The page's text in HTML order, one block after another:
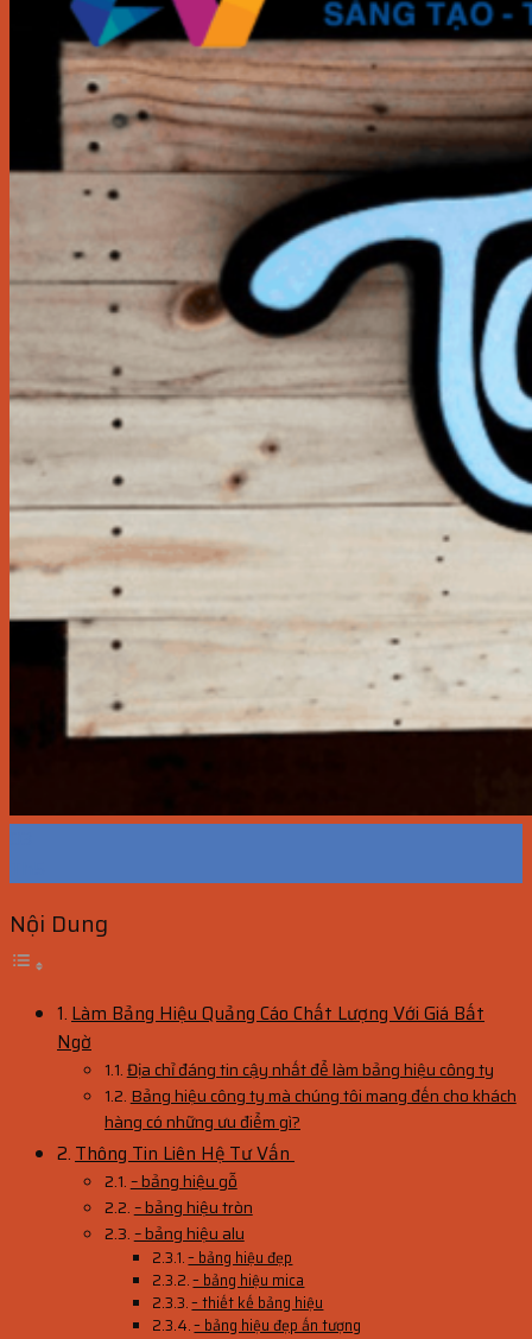
Nội Dung
Làm Bảng Hiệu Quảng Cáo Chất Lượng Với Giá Bất
Ngờ
Địa chỉ đáng tin cậy nhất để làm bảng hiệu công ty
Bảng hiệu công ty mà chúng tôi mang đến cho khách
hàng có những ưu điểm gì?
Thông Tin Liên Hệ Tư Vấn
– bảng hiệu gỗ
– bảng hiệu tròn
– bảng hiệu alu
– bảng hiệu đẹp
– bảng hiệu mica
– thiết kế bảng hiệu
– bảng hiệu đẹp ấn tượng